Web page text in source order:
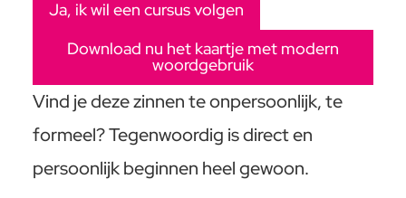
Ja, ik wil een cursus volgen
Download nu het kaartje met modern
woordgebruik
Vind je deze zinnen te onpersoonlijk, te
formeel? Tegenwoordig is direct en
persoonlijk beginnen heel gewoon.